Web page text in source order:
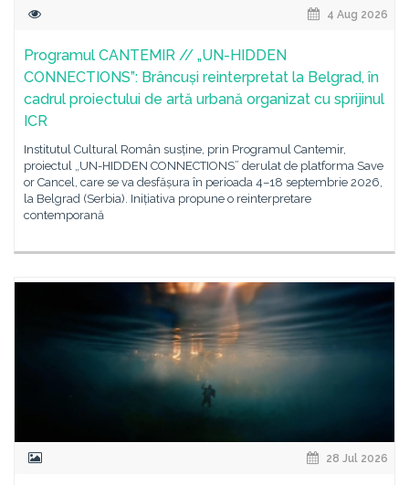
4 Aug 2026
Programul CANTEMIR // „UN-HIDDEN
CONNECTIONS”: Brâncuși reinterpretat la Belgrad, în
cadrul proiectului de artă urbană organizat cu sprijinul
ICR
Institutul Cultural Român susține, prin Programul Cantemir,
proiectul „UN-HIDDEN CONNECTIONS” derulat de platforma Save
or Cancel, care se va desfășura în perioada 4–18 septembrie 2026,
la Belgrad (Serbia). Inițiativa propune o reinterpretare
contemporană
28 Jul 2026